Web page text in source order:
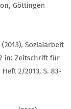
Göttingen
Sozialarbeit
in: Zeitschrift für
2/2013, S. 83-